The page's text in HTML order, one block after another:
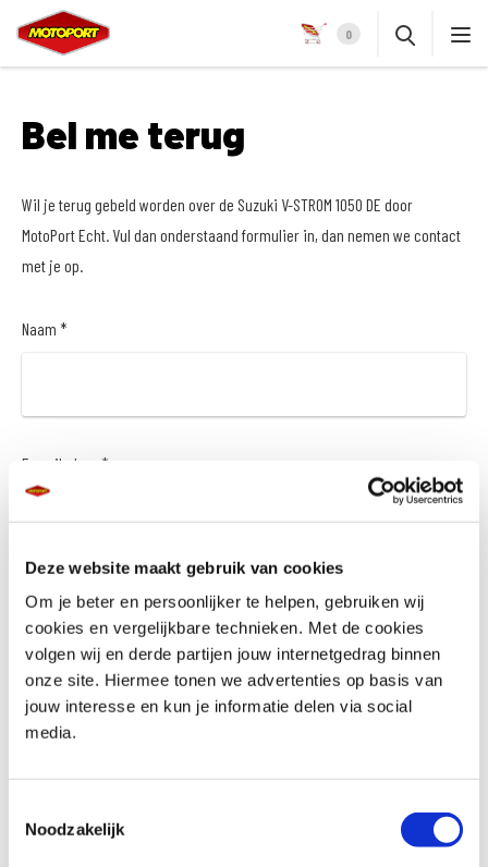
Deze website maakt gebruik van cookies
Om je beter en persoonlijker te helpen, gebruiken wij
cookies en vergelijkbare technieken. Met de cookies
volgen wij en derde partijen jouw internetgedrag binnen
onze site. Hiermee tonen we advertenties op basis van
jouw interesse en kun je informatie delen via social
media.
Noodzakelijk
0
Bel me terug
Wil je terug gebeld worden over de Suzuki V-STROM 1050 DE door
MotoPort Echt. Vul dan onderstaand formulier in, dan nemen we contact
met je op.
Naam *
E-mailadres *
Telefoonnummer *
Vraag en/of opmerking